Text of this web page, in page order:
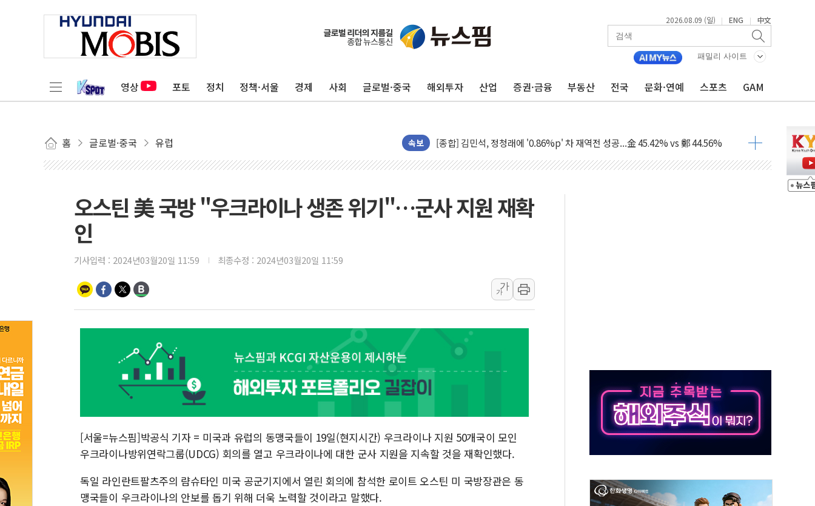
2026.08.09 (일) | ENG | 中文
패밀리 사이트
영상 포토 정치 정책·서울 경제 사회 글로벌·중국 해외투자 산업 증권·금융 부동산 전국 문화·연예 스포츠 GAM
홈 글로벌·중국 유럽 속보
포항시 재난예산 40억 긴급 투입…고수온 양식장 복구·지원 '총력'
울진·영덕 '호우특보'-포항 '산사태 주의보'...경북도, 호우 피해·통제구간 없어
인천 합동연설회 나선 송영길·정청래·김민석 당대표 후보
김민석, 2주차 제주·인천 경선서 정청래에 승리...47.75% vs 42.08%
[속보] 민주, 제주·인천 경선 결과 발표...김민석 47.75% 정청래 42.08%
[속보] 민주, 인천 경선 결과 발표...김민석 45.09% 정청래 43.27% 송영길 11.63%
강릉·동해·삼척 시간당 최대 50㎜ 폭우…강원 동해안 강한 비 이어져
폐기물 수거하다 참변…60대 환경미화원 수거차에 치여 사망
李대통령 "결혼 때문에 손해 보는 일 없게"…'결혼 페널티' 22개 과제 손본다
추미애, '위안부' 피해자 기림의 날 참석..."국제적 시민 연대로 목소리 내야"
인천 선재도 갯벌서 해루질 중 실종 60대 나흘만에 숨진 채 발견
인천서 말다툼 중 어머니 흉기 살해 10대 아들 체포
'화합' 꺼낸 김민석에 '뻔뻔' 받아친 정청래…제주 연설서 신경전 고조
오스틴 美 국방 "우크라이나 생존 위기"…군사 지원 재확
인
기사입력 : 2024년03월20일 11:59 최종수정 : 2024년03월20일 11:59
가
가
[서울=뉴스핌]박공식 기자 = 미국과 유럽의 동맹국들이 19일(현지시간) 우크라이나 지원 50개국이 모인
우크라이나방위연락그룹(UDCG) 회의를 열고 우크라이나에 대한 군사 지원을 지속할 것을 재확인했다.
독일 라인란트팔츠주의 럄슈타인 미국 공군기지에서 열린 회의에 참석한 로이트 오스틴 미 국방장관은 동
맹국들이 우크라이나의 안보를 돕기 위해 더욱 노력할 것이라고 말했다.